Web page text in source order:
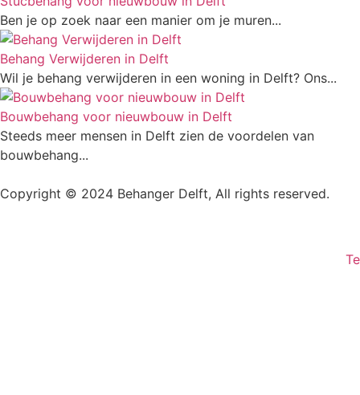
Ben je op zoek naar een manier om je muren...
Behang Verwijderen in Delft
Wil je behang verwijderen in een woning in Delft? Ons...
Bouwbehang voor nieuwbouw in Delft
Steeds meer mensen in Delft zien de voordelen van
bouwbehang...
Copyright © 2024 Behanger Delft, All rights reserved.